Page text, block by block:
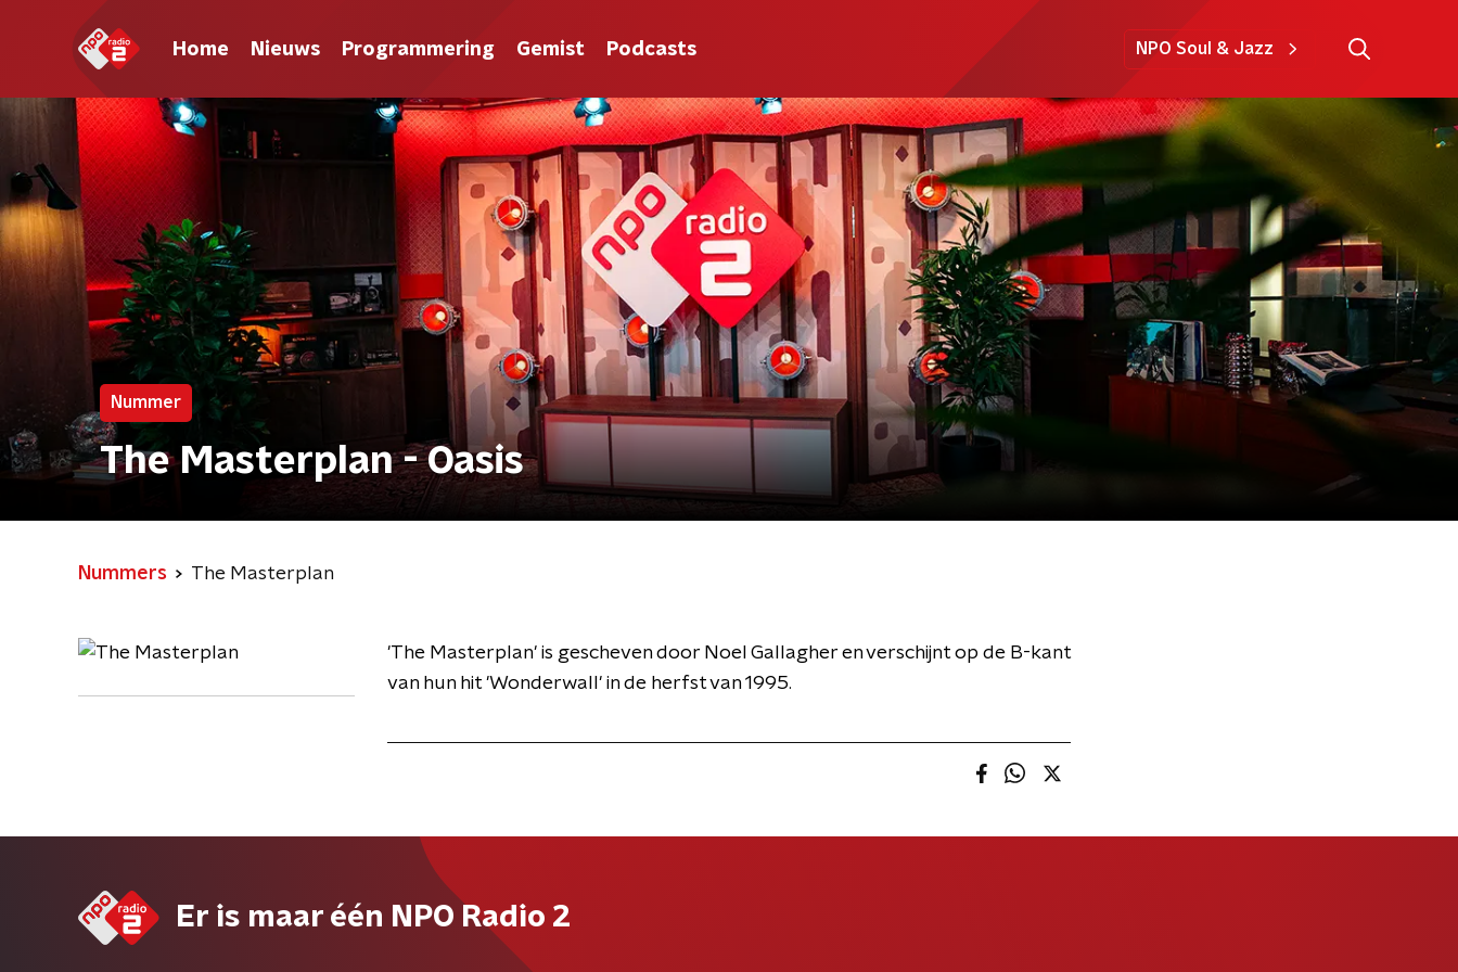
Home Nieuws Programmering Gemist Podcasts NPO Soul & Jazz
Nummer
The Masterplan - Oasis
Nummers The Masterplan
'The Masterplan' is gescheven door Noel Gallagher en verschijnt op de B-kant
van hun hit 'Wonderwall' in de herfst van 1995.
Er is maar één NPO Radio 2